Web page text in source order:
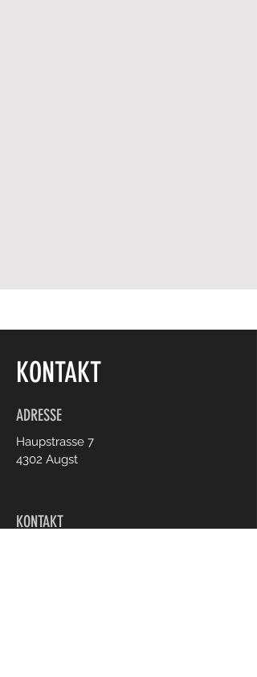
KONTAKT
ADRESSE
Haupstrasse 7
4302 Augst
KONTAKT